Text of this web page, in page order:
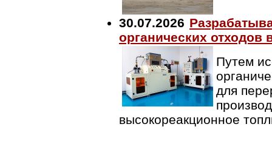
30.07.2026
органических отходов
Путем
для
высокореакционное